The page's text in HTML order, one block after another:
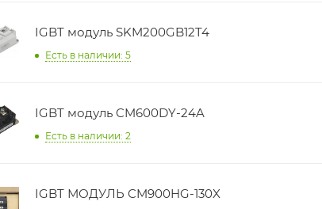
IGBT модуль SKM200GB12T4
Есть в наличии: 5
IGBT модуль CM600DY-24A
Есть в наличии: 2
IGBT МОДУЛЬ CM900HG-130X